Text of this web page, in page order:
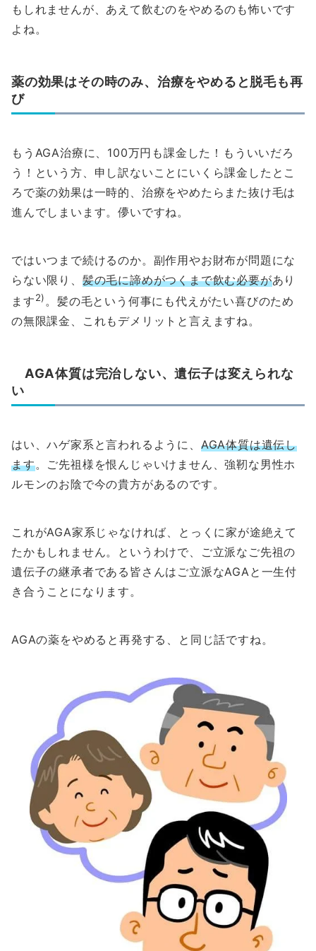
もしれませんが、あえて飲むのをやめるのも怖いです
よね。
薬の効果はその時のみ、治療をやめると脱毛も再
び
もうAGA治療に、100万円も課金した！もういいだろ
う！という方、申し訳ないことにいくら課金したとこ
ろで薬の効果は一時的、治療をやめたらまた抜け毛は
進んでしまいます。儚いですね。
ではいつまで続けるのか。副作用やお財布が問題にな
らない限り、 髪の毛に諦めがつくまで飲む必要があり
ます2) 。髪の毛という何事にも代えがたい喜びのため
の無限課金、これもデメリットと言えますね。
AGA体質は完治しない、遺伝子は変えられな
い
はい、ハゲ家系と言われるように、 AGA体質は遺伝し
ます。ご先祖様を恨んじゃいけません、強靭な男性ホ
ルモンのお陰で今の貴方があるのです。
これがAGA家系じゃなければ、とっくに家が途絶えて
たかもしれません。というわけで、ご立派なご先祖の
遺伝子の継承者である皆さんはご立派なAGAと一生付
き合うことになります。
AGAの薬をやめると再発する、と同じ話ですね。